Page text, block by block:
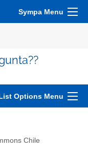
Sympa Menu
List Options Menu
Chile